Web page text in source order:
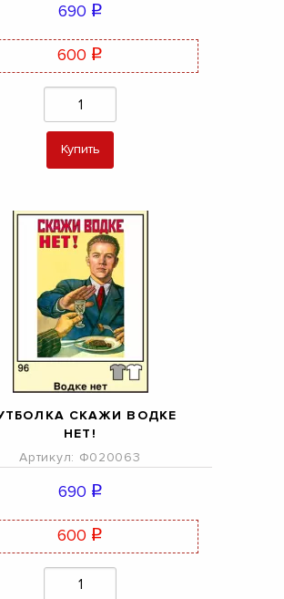
690 q
600 q
Купить
СКАЖИ ВОДКЕ
НЕТ!
Артикул: Ф020063
690 q
600 q